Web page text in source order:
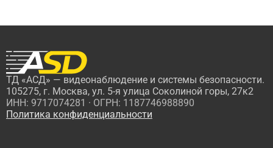
ТД «АСД» — видеонаблюдение и системы безопасности.
105275, г. Москва, ул. 5-я улица Соколиной горы, 27к2
ИНН: 9717074281 · ОГРН: 1187746988890
Политика конфиденциальности